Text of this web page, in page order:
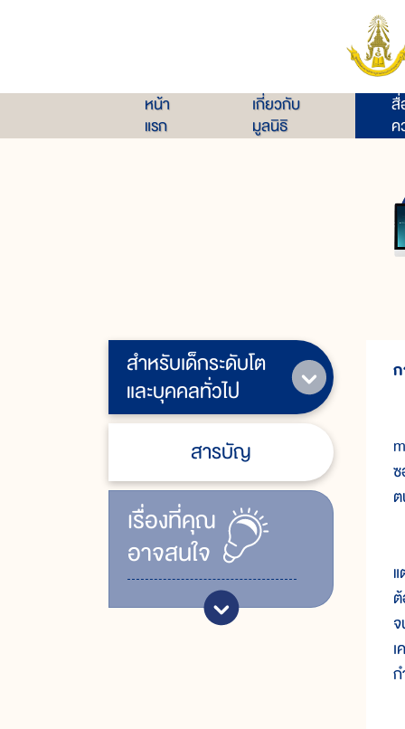
หน้า
แรก
เกี่ยวกับ
มูลนิธิ
สื่
ค
สำหรับเด็กระดับโต
และบุคคลทั่วไป
สารบัญ
เรื่ิองที่คุณ
อาจสนใจ